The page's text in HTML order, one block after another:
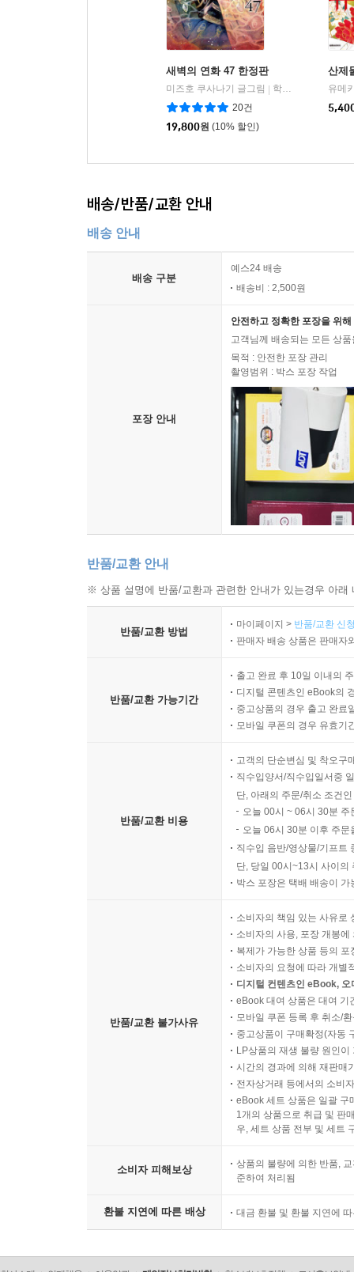
새벽의 연화 47 한정판
미즈호 쿠사나기 글그림
학산문화사
20건
19,800원 (10% 할인)
산제
유메
배송/반품/교환 안내
배송 안내
배송 구분
예스24 배송
배송비 : 2,500원
포장 안내
안전하고 정확한 포장을 위
고객님께 배송되는 모든 상
목적 : 안전한 포장 관리
촬영범위 : 박스 포장 작업
반품/교환 안내
※ 상품 설명에 반품/교환과 관련한 안내가 있는경우 아
반품/교환 방법
마이페이지 > 반품/교환 신
판매자 배송 상품은 판매자
반품/교환 가능기간
출고 완료 후 10일 이내의
디지털 콘텐츠인 eBook의
중고상품의 경우 출고 완료
모바일 쿠폰의 경우 유효기
반품/교환 비용
고객의 단순변심 및 착오구
직수입양서/직수입일서중
단, 아래의 주문/취소 조건
오늘 00시 ~ 06시 30분
오늘 06시 30분 이후 주
직수입 음반/영상물/기프트
단, 당일 00시~13시 사이의
박스 포장은 택배 배송이
반품/교환 불가사유
소비자의 책임 있는 사유로
소비자의 사용, 포장 개봉
복제가 가능한 상품 등의
소비자의 요청에 따라 개별
디지털 컨텐츠인 eBook,
eBook 대여 상품은 대여 기
모바일 쿠폰 등록 후 취소/
중고상품이 구매확정(자동
LP상품의 재생 불량 원인
시간의 경과에 의해 재판매
전자상거래 등에서의 소비
eBook 세트 상품은 일괄 구
1개의 상품으로 취급 및 판
우, 세트 상품 전부 및 세트
소비자 피해보상
상품의 불량에 의한 반품,
준하여 처리됨
환불 지연에 따른 배상 대금 환불 및 환불 지연에